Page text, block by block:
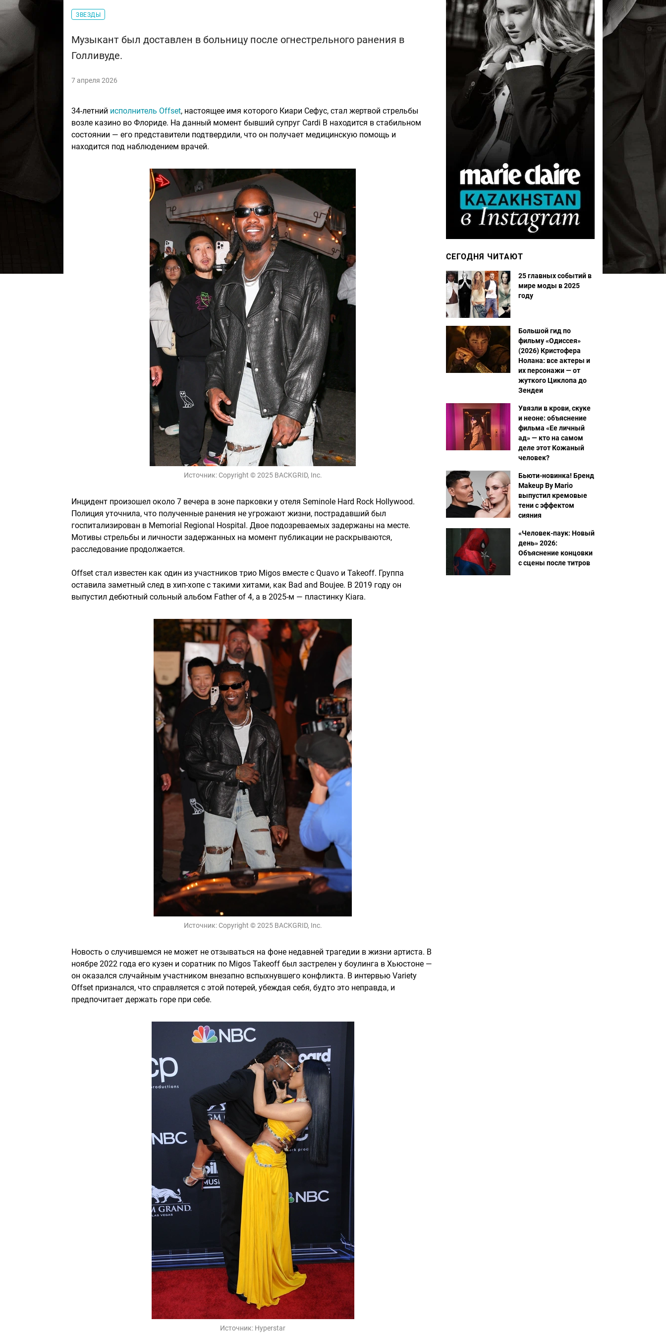
ЗВЕЗДЫ
Музыкант был доставлен в больницу после огнестрельного ранения в
Голливуде.
7 апреля 2026
34-летний исполнитель Offset, настоящее имя которого Киари Сефус, стал жертвой стрельбы
возле казино во Флориде. На данный момент бывший супруг Cardi B находится в стабильном
состоянии — его представители подтвердили, что он получает медицинскую помощь и
находится под наблюдением врачей.
Источник: Copyright © 2025 BACKGRID, Inc.
Инцидент произошел около 7 вечера в зоне парковки у отеля Seminole Hard Rock Hollywood.
Полиция уточнила, что полученные ранения не угрожают жизни, пострадавший был
госпитализирован в Memorial Regional Hospital. Двое подозреваемых задержаны на месте.
Мотивы стрельбы и личности задержанных на момент публикации не раскрываются,
расследование продолжается.
Offset стал известен как один из участников трио Migos вместе с Quavo и Takeoff. Группа
оставила заметный след в хип-хопе с такими хитами, как Bad and Boujee. В 2019 году он
выпустил дебютный сольный альбом Father of 4, а в 2025-м — пластинку Kiara.
Источник: Copyright © 2025 BACKGRID, Inc.
Новость о случившемся не может не отзываться на фоне недавней трагедии в жизни артиста. В
ноябре 2022 года его кузен и соратник по Migos Takeoff был застрелен у боулинга в Хьюстоне —
он оказался случайным участником внезапно вспыхнувшего конфликта. В интервью Variety
Offset признался, что справляется с этой потерей, убеждая себя, будто это неправда, и
предпочитает держать горе при себе.
Источник: Hyperstar
СЕГОДНЯ ЧИТАЮТ
25 главных событий в
мире моды в 2025
году
Большой гид по
фильму «Одиссея»
(2026) Кристофера
Нолана: все актеры и
их персонажи — от
жуткого Циклопа до
Зендеи
Увязли в крови, скуке
и неоне: объяснение
фильма «Ее личный
ад» — кто на самом
деле этот Кожаный
человек?
Бьюти-новинка! Бренд
Makeup By Mario
выпустил кремовые
тени с эффектом
сияния
«Человек-паук: Новый
день» 2026:
Объяснение концовки
с сцены после титров